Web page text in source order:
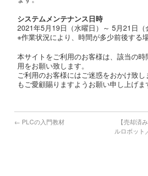
システムメンテナンス日時
2021年5月19日（水曜日）～ 5月21日（
※作業状況により、時間が多少前後する
本サイトをご利用のお客様は、該当の
用をお願い致します。
ご利用のお客様にはご迷惑をおかけ致し
もご愛顧賜りますようお願い申し上げま
← PLCの入門教材
【売却済
ルロボッ